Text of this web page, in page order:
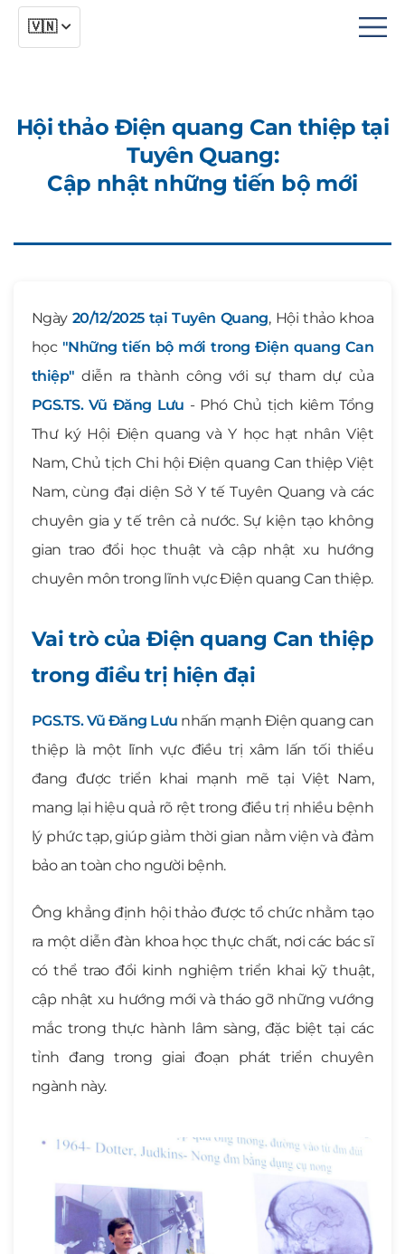
🇻🇳
메
기
Hội thảo Điện quang Can thiệp tại
Tuyên Quang:
Cập nhật những tiến bộ mới
Ngày20/12/2025 tại Tuyên Quang, Hội thảo khoa
học "Những tiến bộ mới trong Điện quang Can
thiệp" diễn ra thành công với sự tham dự của
PGS.TS. Vũ Đăng Lưu - Phó Chủ tịch kiêm Tổng
Thư ký Hội Điện quang và Y học hạt nhân Việt
Nam, Chủ tịch Chi hội Điện quang Can thiệp Việt
Nam, cùng đại diện Sở Y tế Tuyên Quang và các
chuyên gia y tế trên cả nước. Sự kiện tạo không
gian trao đổi học thuật và cập nhật xu hướng
chuyên môn trong lĩnh vực Điện quang Can thiệp.
Vai trò của Điện quang Can thiệp
trong điều trị hiện đại
PGS.TS. Vũ Đăng Lưu nhấn mạnh Điện quang can
thiệp là một lĩnh vực điều trị xâm lấn tối thiểu
đang được triển khai mạnh mẽ tại Việt Nam,
mang lại hiệu quả rõ rệt trong điều trị nhiều bệnh
lý phức tạp, giúp giảm thời gian nằm viện và đảm
bảo an toàn cho người bệnh.
Ông khẳng định hội thảo được tổ chức nhằm tạo
ra một diễn đàn khoa học thực chất, nơi các bác sĩ
có thể trao đổi kinh nghiệm triển khai kỹ thuật,
cập nhật xu hướng mới và tháo gỡ những vướng
mắc trong thực hành lâm sàng, đặc biệt tại các
tỉnh đang trong giai đoạn phát triển chuyên
ngành này.